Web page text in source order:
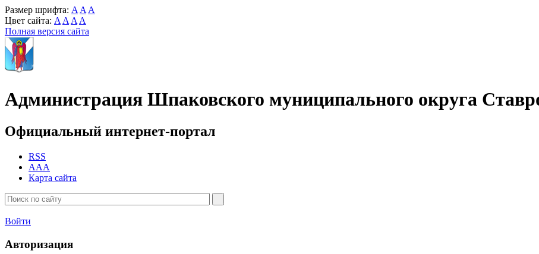
Размер шрифта: A A A
Цвет сайта: A A A A
Полная версия сайта
Администрация Шпаковского муниципального округа
Официальный интернет-портал
RSS
AAA
Карта сайта
Войти
Авторизация